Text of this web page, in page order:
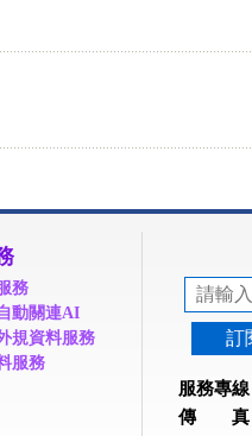
務
動關連AI
規資料服務
服務
訂
服務專線
傳 真：